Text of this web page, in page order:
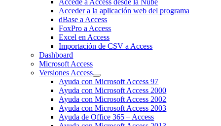
Accede a Access desde la Nube
Acceder a la aplicación web del programa
dBase a Access
FoxPro a Access
Excel en Access
Importación de CSV a Access
Dashboard
Microsoft Access
Versiones Access
Ayuda con Microsoft Access 97
Ayuda con Microsoft Access 2000
Ayuda con Microsoft Access 2002
Ayuda con Microsoft Access 2003
Ayuda de Office 365 – Access